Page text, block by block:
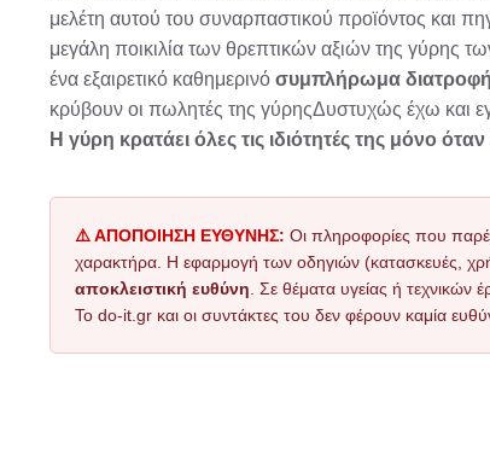
μελέτη αυτού του συναρπαστικού προϊόντος και
μεγάλη ποικιλία των θρεπτικών αξιών της γύρης
ένα εξαιρετικό καθημερινό συμπλήρωμα
κρύβουν οι πωλητές της γύρηςΔυστυχώς έχω και
Η γύρη κρατάει όλες τις ιδιότητές της μόνο
⚠️ ΑΠΟΠΟΙΗΣΗ ΕΥΘΥΝΗΣ: Οι πληροφορίες που
χαρακτήρα. Η εφαρμογή των οδηγιών (κατασκευές,
αποκλειστική ευθύνη . Σε θέματα υγείας ή τεχνικών
Το do-it.gr και οι συντάκτες του δεν φέρουν καμία